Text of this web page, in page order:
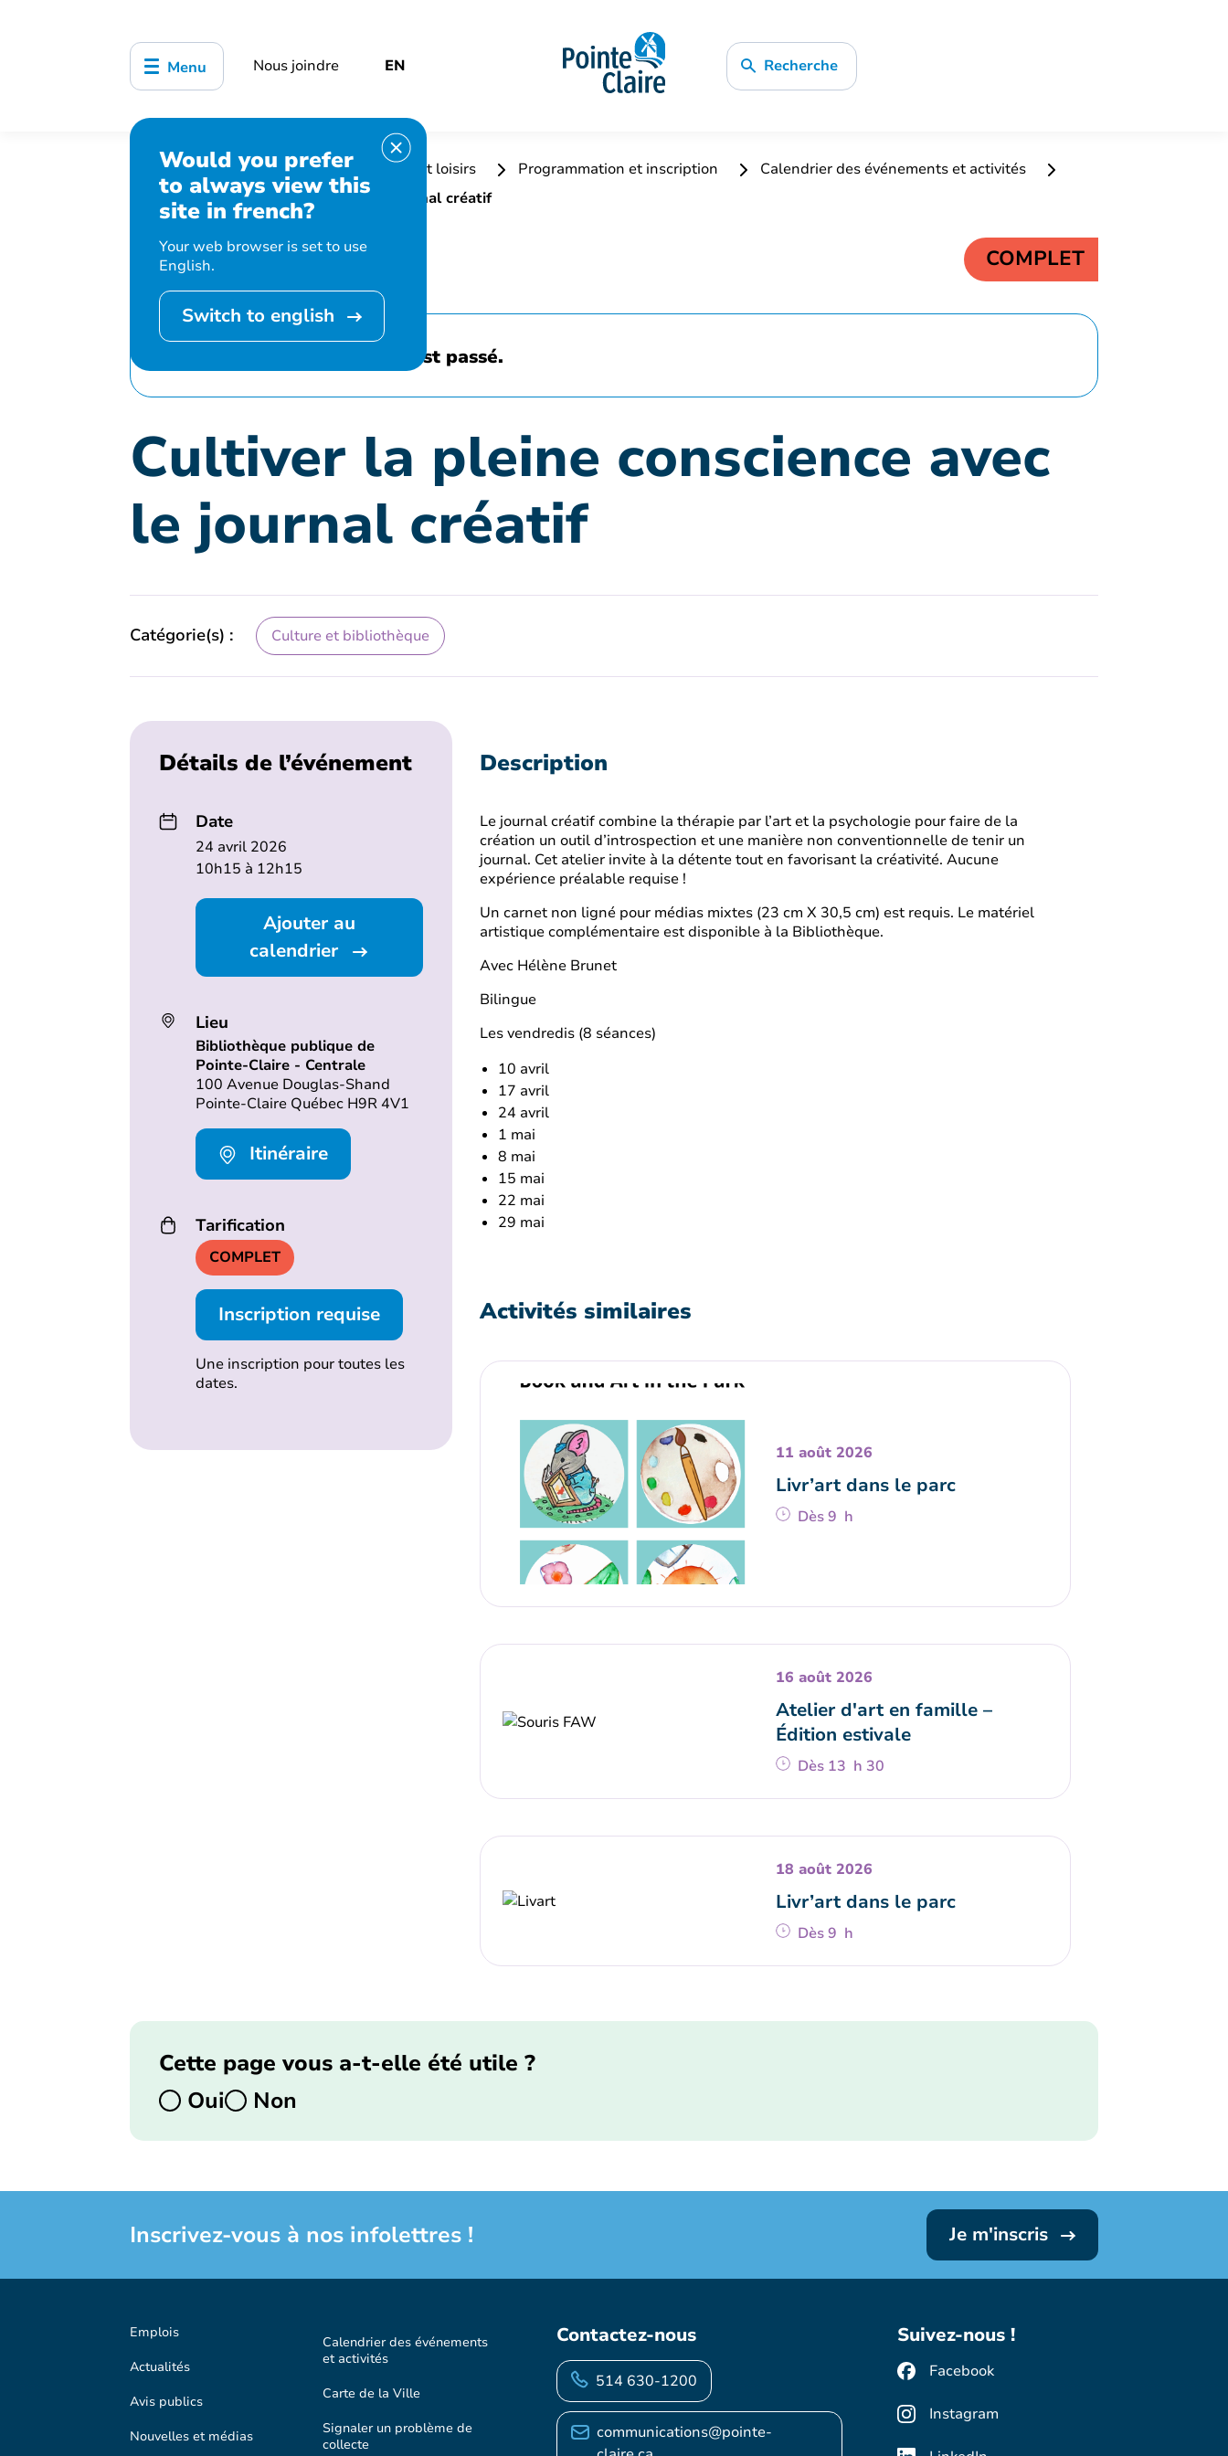
Menu Nous joindre EN Recherche
Would you prefer
to always view this
site in french?
Your web browser is set to use
English.
Switch to english
Accueil Bibliothèque, culture, sports et loisirs Programmation et inscription
Calendrier des événements et activités
Cultiver la pleine conscience avec le journal créatif
COMPLET
Cet événement est passé.
Cultiver la pleine conscience avec
le journal créatif
Catégorie(s) : Culture et bibliothèque
Détails de l’événement
Date
24 avril 2026
10h15 à 12h15
Ajouter au
calendrier
Lieu
Bibliothèque publique de
Pointe-Claire - Centrale
100 Avenue Douglas-Shand
Pointe-Claire Québec H9R 4V1
Itinéraire
Tarification
COMPLET
Inscription requise
Une inscription pour toutes les
dates.
Description
Le journal créatif combine la thérapie par l’art et la psychologie pour faire de la
création un outil d’introspection et une manière non conventionnelle de tenir un
journal. Cet atelier invite à la détente tout en favorisant la créativité. Aucune
expérience préalable requise !
Un carnet non ligné pour médias mixtes (23 cm X 30,5 cm) est requis. Le matériel
artistique complémentaire est disponible à la Bibliothèque.
Avec Hélène Brunet
Bilingue
Les vendredis (8 séances)
10 avril
17 avril
24 avril
1 mai
8 mai
15 mai
22 mai
29 mai
Activités similaires
11 août 2026
Livr’art dans le parc
Dès 9 h
16 août 2026
Atelier d'art en famille –
Édition estivale
Dès 13 h 30
18 août 2026
Livr’art dans le parc
Dès 9 h
Cette page vous a-t-elle été utile ?
Oui
Non
Inscrivez-vous à nos infolettres ! Je m'inscris
Emplois
Actualités
Avis publics
Nouvelles et médias
Calendrier des événements
et activités
Carte de la Ville
Signaler un problème de
collecte
Contactez-nous
514 630-1200
communications@pointe-
Suivez-nous !
Facebook
Instagram